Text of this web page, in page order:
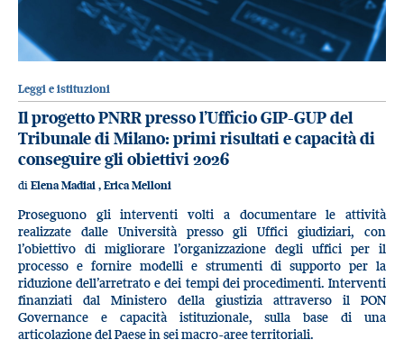
Leggi e istituzioni
Il progetto PNRR presso l’Ufficio GIP-GUP del
Tribunale di Milano: primi risultati e capacità di
conseguire gli obiettivi 2026
di Elena Madiai , Erica Melloni
Proseguono gli interventi volti a documentare le attività
realizzate dalle Università presso gli Uffici giudiziari, con
l’obiettivo di migliorare l’organizzazione degli uffici per il
processo e fornire modelli e strumenti di supporto per la
riduzione dell’arretrato e dei tempi dei procedimenti. Interventi
finanziati dal Ministero della giustizia attraverso il PON
Governance e capacità istituzionale, sulla base di una
articolazione del Paese in sei macro-aree territoriali.